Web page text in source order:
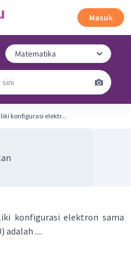
Masuk
konfigurasi elektr...
konfigurasi elektron sama
adalah ....